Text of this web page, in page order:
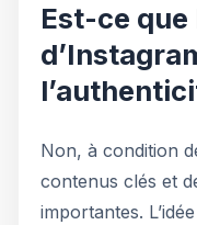
Est-ce
Non, à condition
contenus clés et
importantes.